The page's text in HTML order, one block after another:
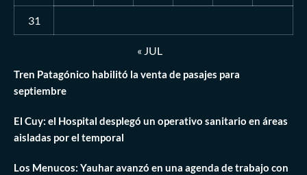
31
« JUL
Tren Patagónico habilitó la venta de pasajes para
septiembre
El Cuy: el Hospital desplegó un operativo sanitario en áreas
aisladas por el temporal
Los Menucos: Yauhar avanzó en una agenda de trabajo con